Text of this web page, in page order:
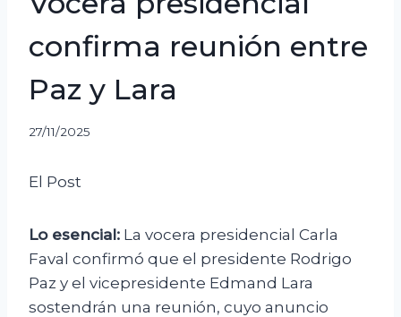
confirma reunión entre
Paz y Lara
27/11/2025
El Post
Lo esencial: La vocera presidencial Carla
Faval confirmó que el presidente Rodrigo
Paz y el vicepresidente Edmand Lara
sostendrán una reunión, cuyo anuncio